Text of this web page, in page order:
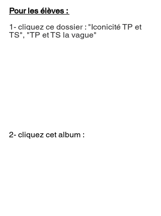
Pour les élèves :
1- cliquez ce dossier : "Iconicité TP et
TS", "TP et TS la vague"
2- cliquez cet album :